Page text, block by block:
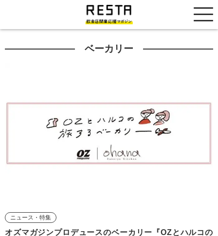
居抜き売却市場
ベーカリー
ニュース・特集
オズマガジンプロデュースのベーカリー『OZとハルコの